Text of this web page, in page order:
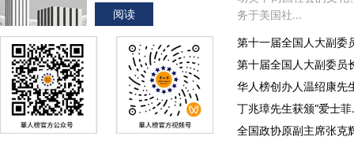
阅读
务于美国社...
第十一届全国人大副委
第十届全国人大副委员
华人榜创办人温绍康先
丁兆璋先生获颁“爱士
全国政协原副主席张克